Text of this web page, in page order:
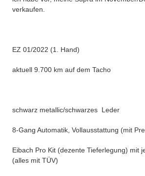
verkaufen.
EZ 01/2022 (1. Hand)
aktuell 9.700 km auf dem Tacho
schwarz metallic/schwarzes Leder
8-Gang Automatik, Vollausstattung (mit
Eibach Pro Kit (dezente Tieferlegung) mit
(alles mit TÜV)